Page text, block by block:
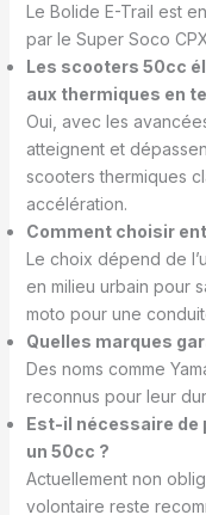
Le Bolide E-Trail est
par le Super Soco
Les scooters 50cc
aux thermiques en
Oui, avec les
atteignent et
scooters thermiques
accélération.
Comment choisir
Le choix dépend de
en milieu urbain pour
moto pour une
Quelles marques
Des noms comme
reconnus pour leur
Est-il nécessaire de
un 50cc ?
Actuellement non
volontaire reste